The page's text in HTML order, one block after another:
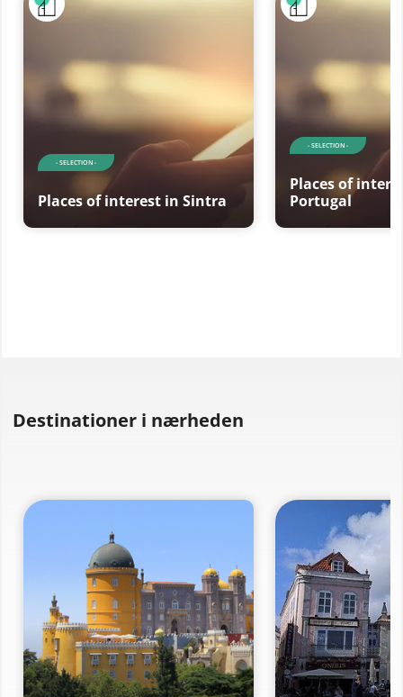
- SELECTION -
Places of interest in Sintra
- SELECTION -
Places of
Portugal
Destinationer i nærheden